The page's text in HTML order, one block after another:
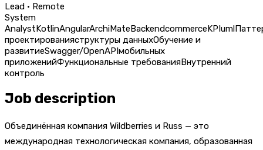
Lead · Remote
System
AnalystKotlinAngularArchiMateBackendcommerceKPIuml
проектированияструктуры данныхОбучение и
развитиеSwagger/OpenAPIмобильных
приложенийФункциональные требованияВнутренний
контроль
Job description
Объединённая компания Wildberries и Russ — это
международная технологическая компания, образованная